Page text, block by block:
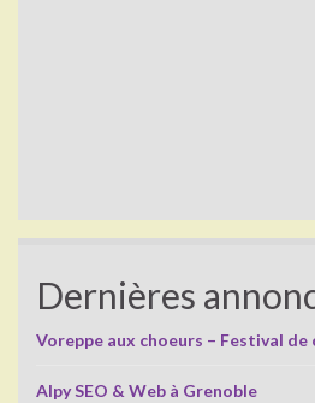
Dernières
Voreppe aux choeurs – Festival de
Alpy SEO & Web à Grenoble